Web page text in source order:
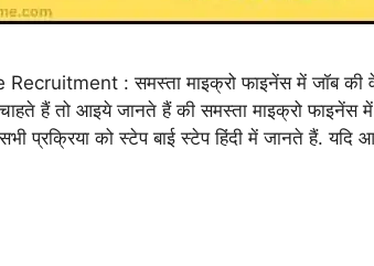
: समस्ता माइक्रो फाइनेंस में जॉब की
हैं तो आइये जानते हैं की समस्ता माइक्रो
प्रक्रिया को स्टेप बाई स्टेप हिंदी में जानते हैं. यदि